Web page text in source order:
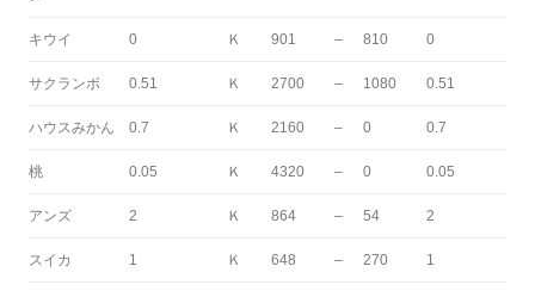
キウイ 0 Ｋ 901 – 810 0
サクランボ 0.51 Ｋ 2700 – 1080 0.51
ハウスみかん 0.7 Ｋ 2160 – 0 0.7
桃 0.05 Ｋ 4320 – 0 0.05
アンズ 2 Ｋ 864 – 54 2
スイカ 1 Ｋ 648 – 270 1